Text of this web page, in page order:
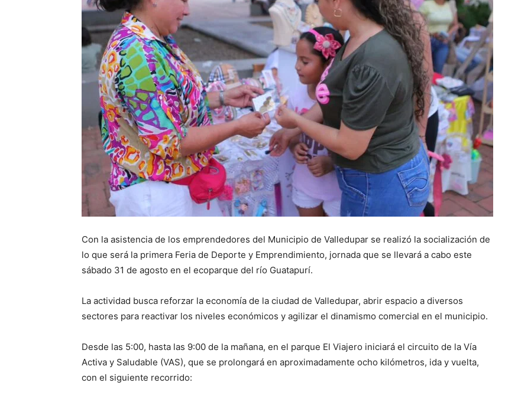
Con la asistencia de los emprendedores del Municipio de Valledupar se realizó la socialización de
lo que será la primera Feria de Deporte y Emprendimiento, jornada que se llevará a cabo este
sábado 31 de agosto en el ecoparque del río Guatapurí.
La actividad busca reforzar la economía de la ciudad de Valledupar, abrir espacio a diversos
sectores para reactivar los niveles económicos y agilizar el dinamismo comercial en el municipio.
Desde las 5:00, hasta las 9:00 de la mañana, en el parque El Viajero iniciará el circuito de la Vía
Activa y Saludable (VAS), que se prolongará en aproximadamente ocho kilómetros, ida y vuelta,
con el siguiente recorrido: